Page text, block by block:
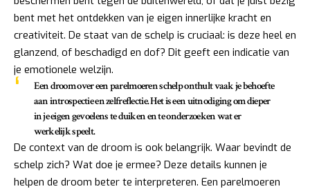
bent met het ontdekken van je eigen innerlijke kracht en
creativiteit. De staat van de schelp is cruciaal: is deze heel en
glanzend, of beschadigd en dof? Dit geeft een indicatie van
je emotionele welzijn.
Een droom over een parelmoeren schelp onthult vaak je behoefte
aan introspectie en zelfreflectie. Het is een uitnodiging om dieper
in je eigen gevoelens te duiken en te onderzoeken wat er
werkelijk speelt.
De context van de droom is ook belangrijk. Waar bevindt de
schelp zich? Wat doe je ermee? Deze details kunnen je
helpen de droom beter te interpreteren. Een parelmoeren